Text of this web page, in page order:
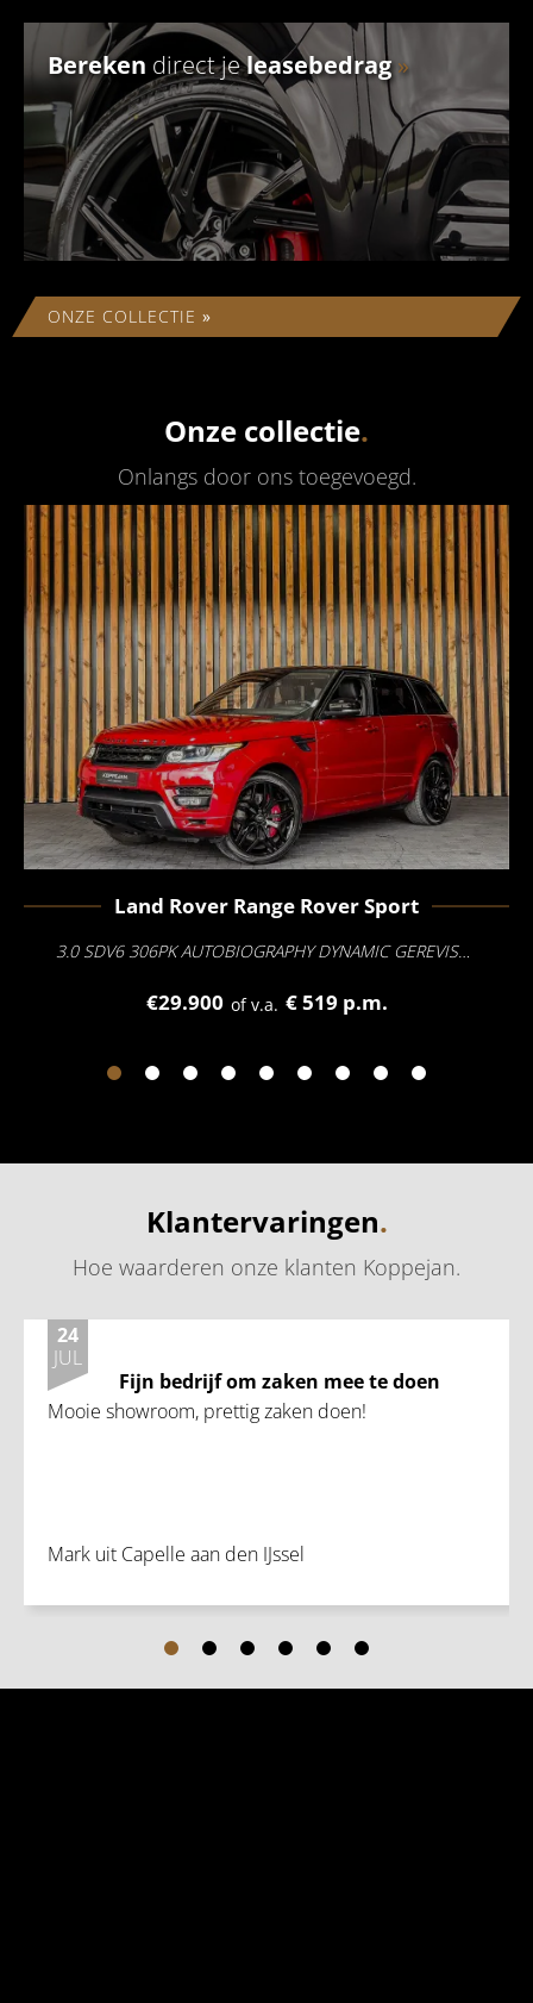
Bereken direct jeleasebedrag »
ONZE COLLECTIE »
Onze collectie.
Onlangs door ons toegevoegd.
Land Rover Range Rover Sport
3.0 SDV6 306PK AUTOBIOGRAPHY DYNAMIC GEREVISEERDE MOTOR 5-2026
€29.900 of v.a. € 519 p.m.
Klantervaringen.
Hoe waarderen onze klanten Koppejan.
24
JUL
Fijn bedrijf om zaken mee te doen
Mooie showroom, prettig zaken doen!
Mark uit Capelle aan den IJssel